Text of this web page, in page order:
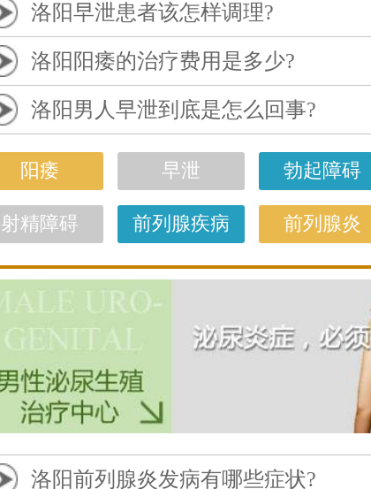
洛阳早泄患者该怎样调理?
洛阳阳痿的治疗费用是多少?
洛阳男人早泄到底是怎么回事?
阳痿 早泄 勃起障碍
射精障碍 前列腺疾病 前列腺炎
洛阳前列腺炎发病有哪些症状?